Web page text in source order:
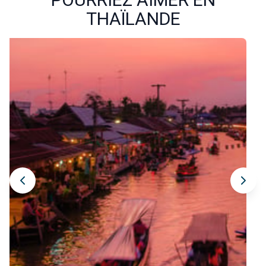
gratte-ciel et le fleuve Chao Phraya. Pour continuer votre
expérience authentique, laissez-vous porter par
l’effervescence des nombreux marchés nocturnes,
musique live et artisanat se découvrent au fil des stands
illuminés.
Promenez-vous ensuite dans les quartiers animés
de Sukhumvit, Silom ou Chinatown, où l’élégance urbaine se
mêle harmonieusement au charme local. Après un dîner
THAÏLANDE